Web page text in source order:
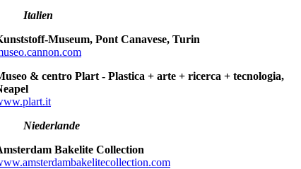
Italien
Museum, Pont Canavese, Turin
& centro Plart - Plastica + arte + ricerca + tecnologia,
Niederlande
Bakelite Collection